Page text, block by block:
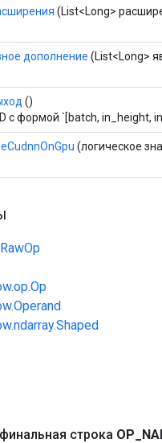
(List<Long>
дополнение (List<Long>
()
с формой `[batch, in_height,
(логическое
строка OP